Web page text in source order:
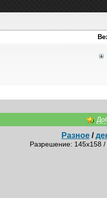
Разное /
Разрешение: 145x158